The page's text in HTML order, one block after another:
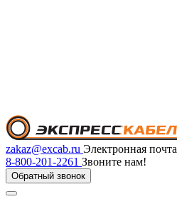
zakaz@excab.ru Электронная почта
8-800-201-2261 Звоните нам!
Обратный звонок